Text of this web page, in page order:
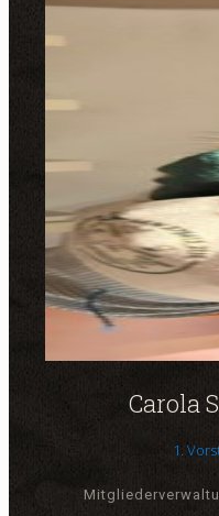
Carola
1.